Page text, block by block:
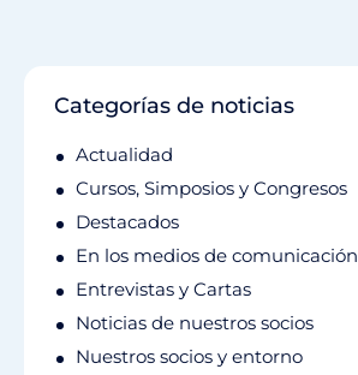
Categorías de noticias
Actualidad
Cursos, Simposios y Congresos
Destacados
En los medios de comunicación
Entrevistas y Cartas
Noticias de nuestros socios
Nuestros socios y entorno